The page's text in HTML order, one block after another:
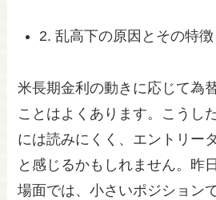
2. 乱高下の原因とその特徴
米長期金利の動きに応じて為
ことはよくあります。こうし
には読みにくく、エントリー
と感じるかもしれません。昨
場面では、小さいポジション